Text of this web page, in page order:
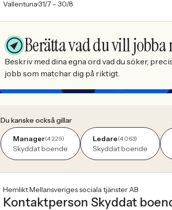
Vallentuna31/7 – 30/8
Berätta vad du vill jobba
Beskriv med dina egna ord vad du söker,
jobb som matchar dig på riktigt.
Du kanske också gillar
Manager(4 229)
Skyddat boende
Ledare(4 063)
Skyddat boende
Hemlikt Mellansveriges sociala tjänster AB
Kontaktperson Skyddat